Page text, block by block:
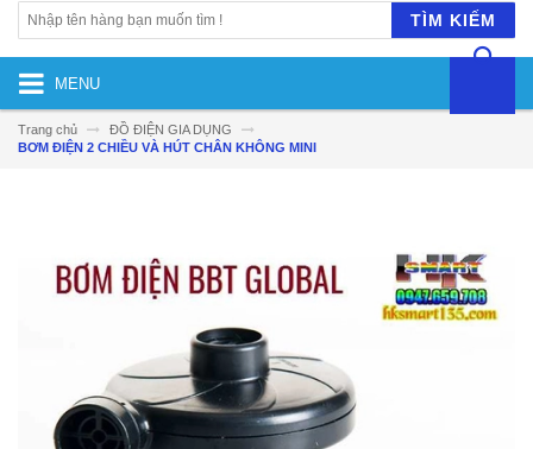
TÌM KIẾM
MENU
Trang chủ
ĐỒ ĐIỆN GIA DỤNG
BƠM ĐIỆN 2 CHIỀU VÀ HÚT CHÂN KHÔNG MINI